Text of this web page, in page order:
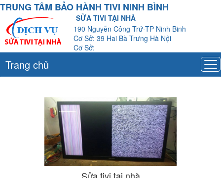
TRUNG TÂM BẢO HÀNH TIVI NINH BÌNH
SỬA TIVI TẠI NHÀ
190 Nguyễn Công Trứ-TP Ninh Binh
Cơ Sở: 39 Hai Bà Trưng Hà Nội
Cơ Sở:
Trang chủ